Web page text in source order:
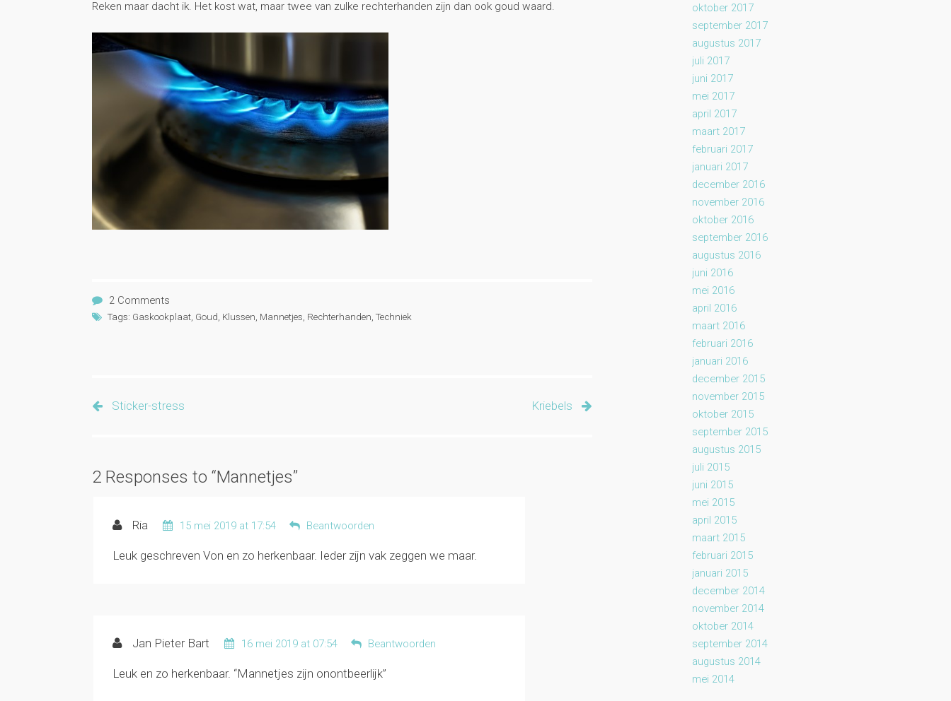
Reken maar dacht ik. Het kost wat, maar twee van zulke rechterhanden zijn dan ook goud waard.
2 Comments
Tags: Gaskookplaat, Goud Klussen Mannetjes Rechterhanden Techniek
Sticker-stress Kriebels
2 Responses to “Mannetjes”
Ria 15 mei 2019 at 17:54 Beantwoorden
Leuk geschreven Von en zo herkenbaar. Ieder zijn vak zeggen we maar.
Jan Pieter Bart 16 mei 2019 at 07:54 Beantwoorden
Leuk en zo herkenbaar. “Mannetjes zijn onontbeerlijk”
oktober 2017
september 2017
augustus 2017
juli 2017
juni 2017
mei 2017
april 2017
maart 2017
februari 2017
januari 2017
december 2016
november 2016
oktober 2016
september 2016
augustus 2016
juni 2016
mei 2016
april 2016
maart 2016
februari 2016
januari 2016
december 2015
november 2015
oktober 2015
september 2015
augustus 2015
juli 2015
juni 2015
mei 2015
april 2015
maart 2015
februari 2015
januari 2015
december 2014
november 2014
oktober 2014
september 2014
augustus 2014
mei 2014